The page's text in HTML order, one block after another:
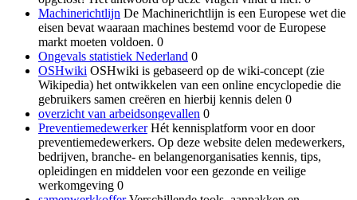
Machinerichtlijn De Machinerichtlijn is een Europese wet die
eisen bevat waaraan machines bestemd voor de Europese
markt moeten voldoen. 0
Ongevals statistiek Nederland 0
OSHwiki OSHwiki is gebaseerd op de wiki-concept (zie
Wikipedia) het ontwikkelen van een online encyclopedie die
gebruikers samen creëren en hierbij kennis delen 0
overzicht van arbeidsongevallen 0
PreventiemedewerkerHét kennisplatform voor en door
preventiemedewerkers. Op deze website delen medewerkers,
bedrijven, branche- en belangenorganisaties kennis, tips,
opleidingen en middelen voor een gezonde en veilige
werkomgeving 0